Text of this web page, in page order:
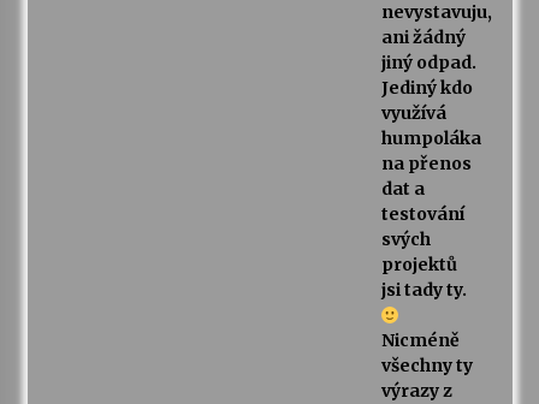
nevystavuju,
ani žádný
jiný odpad.
Jediný kdo
využívá
humpoláka
na přenos
dat a
testování
svých
projektů
jsi tady ty.
Nicméně
všechny ty
výrazy z